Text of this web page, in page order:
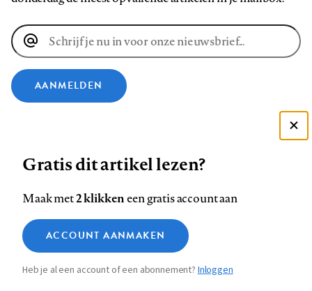
E-
mailadres
AANMELDEN
ons
op
Facebook
ons
op
LinkedIn
ons
op
Bluesky
ons
op
Instagram
ons
op
YouTube
ons
Footer
navigation
Contact Colofon Disclaimer Privacy
Medische vragen verdienen
betrouwbare antwoorden
Zie onze cookie policy
Analytische cookies
Marketing cookies
Gratis dit artikel lezen?
Maak met2 klikkeneen gratis account aan
ACCOUNT AANMAKEN
Heb je al een account of een abonnement?Inloggen